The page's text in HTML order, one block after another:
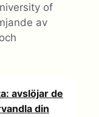
of
av
avslöjar de
din